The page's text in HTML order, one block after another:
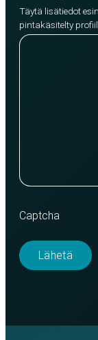
Täytä lisätiedot
pintakäsitelty
Captcha